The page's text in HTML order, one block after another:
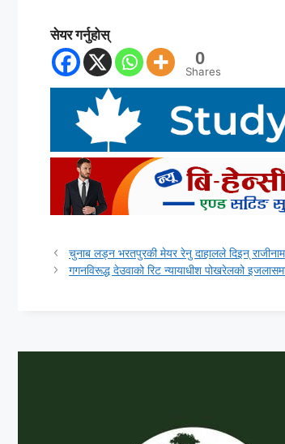
सेयर गर्नुहोस्
0
Shares
चुनाब लड्न भरतपुरकी मेयर रेनु दाहालले दिइन्
गगनविरूद्ध देउवाको रिट न्यायाधीश पोखरेलको